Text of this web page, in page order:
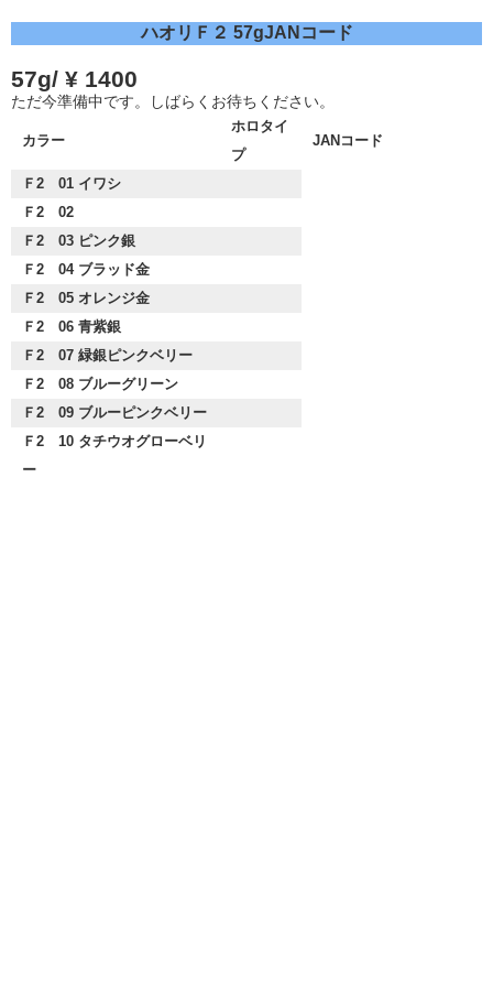
ハオリＦ２ 57gJANコード
57g/ ¥ 1400
ただ今準備中です。しばらくお待ちください。
カラー
ホロタイ
プ
JANコード
Ｆ2 01 イワシ
Ｆ2 02
Ｆ2 03 ピンク銀
Ｆ2 04 ブラッド金
Ｆ2 05 オレンジ金
Ｆ2 06 青紫銀
Ｆ2 07 緑銀ピンクベリー
Ｆ2 08 ブルーグリーン
Ｆ2 09 ブルーピンクベリー
Ｆ2 10 タチウオグローベリ
ー